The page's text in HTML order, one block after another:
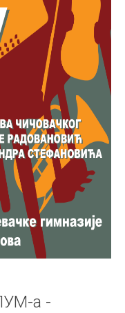
а -